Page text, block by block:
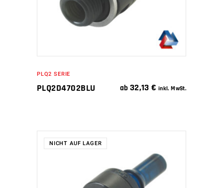
PLQ2 SERIE
PLQ2D4702BLU ab 32,13€ inkl. MwSt.
NICHT AUF LAGER